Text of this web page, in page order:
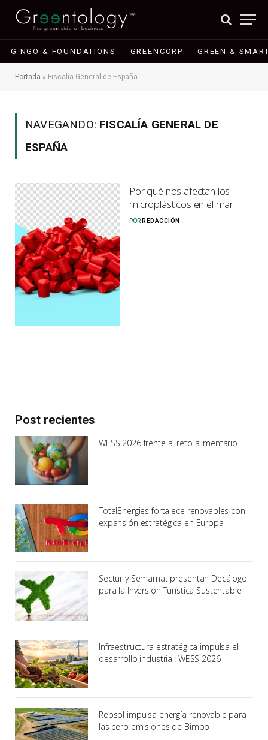
G NGO & FOUNDATIONS GREENCORP GREEN &
Portada » Fiscalía General de España
NAVEGANDO: FISCALÍA GENERAL DE
ESPAÑA
Por qué nos afectan los
microplásticos en el mar
POR REDACCIÓN
Post recientes
WESS 2026 frente al reto alimentario
TotalEnergies fortalece renovables con
expansión estratégica en Europa
Sectur y Semarnat presentan Decálogo
para la Inversión Turística Sustentable
Infraestructura estratégica impulsa el
desarrollo industrial: WESS 2026
Repsol impulsa energía renovable para
las cero emisiones de Bimbo